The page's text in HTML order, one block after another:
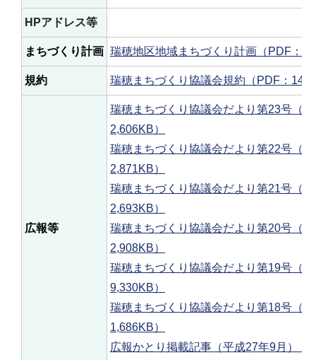
HPアドレス等
まちづくり計画 瑞穂地区地域まちづくり計画（PDF：
規約 瑞穂まちづくり協議会規約（PDF：
広報等
瑞穂まちづくり協議会だより第23号（
2,606KB）
瑞穂まちづくり協議会だより第22号（
2,871KB）
瑞穂まちづくり協議会だより第21号（
2,693KB）
瑞穂まちづくり協議会だより第20号（
2,908KB）
瑞穂まちづくり協議会だより第19号（
9,330KB）
瑞穂まちづくり協議会だより第18号（
1,686KB）
広報かとり掲載記事（平成27年9月）（